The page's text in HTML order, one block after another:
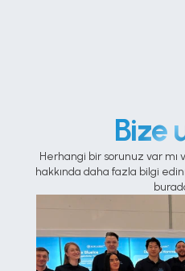
Bize
Herhangi bir sorunuz var
hakkında daha fazla bilgi